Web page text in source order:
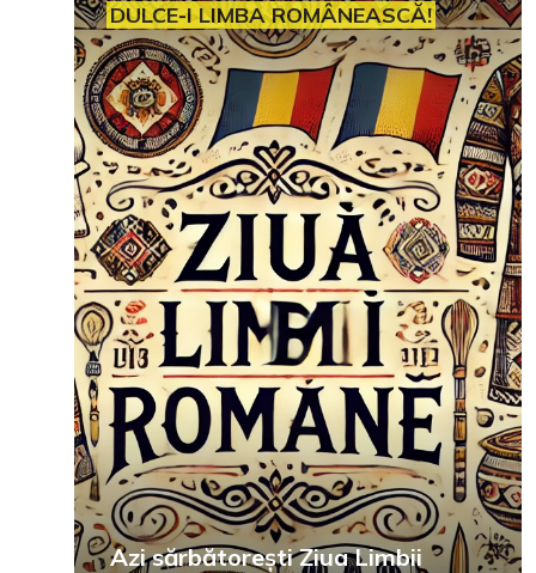
DULCE-I LIMBA ROMÂNEASCĂ!
Azi sărbătorești Ziua Limbii